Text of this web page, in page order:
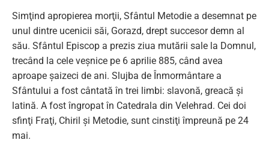
Simţind apropierea morţii, Sfântul Metodie a desemnat pe
unul dintre ucenicii săi, Gorazd, drept succesor demn al
său. Sfântul Episcop a prezis ziua mutării sale la Domnul,
trecând la cele veşnice pe 6 aprilie 885, când avea
aproape şaizeci de ani. Slujba de Înmormântare a
Sfântului a fost cântată în trei limbi: slavonă, greacă şi
latină. A fost îngropat în Catedrala din Velehrad. Cei doi
sfinţi Fraţi, Chiril şi Metodie, sunt cinstiţi împreună pe 24
mai.